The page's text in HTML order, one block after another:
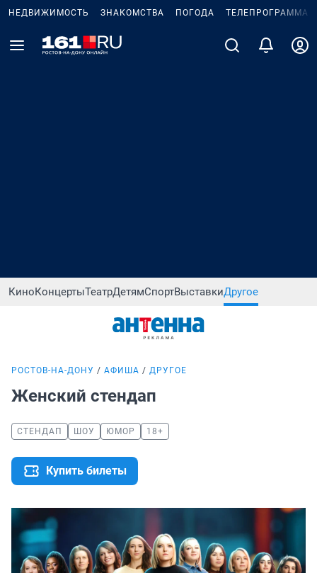
НЕДВИЖИМОСТЬ ЗНАКОМСТВА ПОГОДА ТЕЛЕПРОГРАММА
КиноКонцертыТеатрДетямСпортВыставкиДругое
РОСТОВ-НА-ДОНУ АФИША ДРУГОЕ
Женский стендап
СТЕНДАП ШОУ ЮМОР 18+
Купить билеты